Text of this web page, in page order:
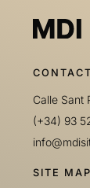
CONTACT
Calle Sant
(+34) 93
SITE MAP